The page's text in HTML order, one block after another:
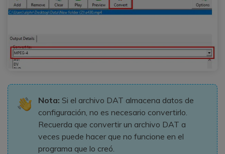
Nota: Si el archivo DAT almacena datos de
configuración, no es necesario convertirlo.
Recuerda que convertir un archivo DAT a
veces puede hacer que no funcione en el
programa que lo creó.